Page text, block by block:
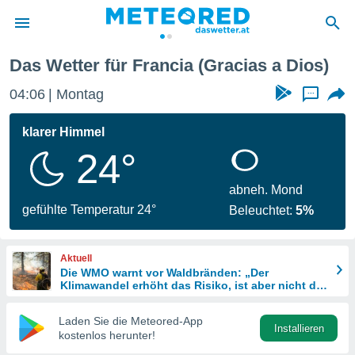
wurde
dass
sind.
diese
Das Wetter für Francia (Gracias a Dios)
04:06 Montag ...
klarer Himmel
24°
gefühlte Temperatur 24°
abneh. Mond
Beleuchtet:5%
Aktuell
Die WMO warnt vor Waldbränden: „Der
Klimawandel erhöht das Risiko, ist aber nicht die
Laden Sie die Meteored-App
kostenlos herunter!
Installieren